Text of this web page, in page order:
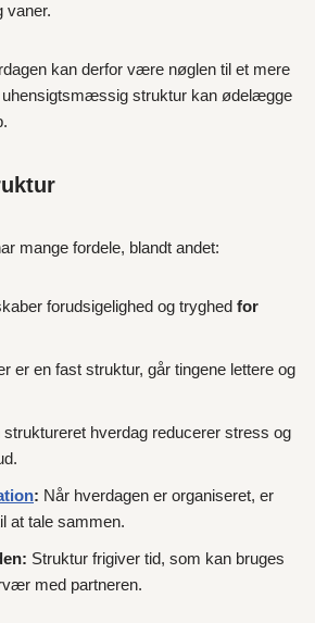
vaner.
kan derfor være nøglen til et mere
uhensigtsmæssig struktur kan ødelægge
mange fordele, blandt andet:
forudsigelighed og tryghed for
er en fast struktur, går tingene lettere og
struktureret hverdag reducerer stress og
: Når hverdagen er organiseret, er
at tale sammen.
Struktur frigiver tid, som kan bruges
med partneren.